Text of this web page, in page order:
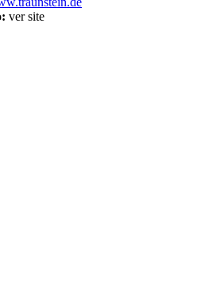
ver site